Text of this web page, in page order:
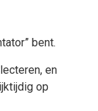
bent.
en
op